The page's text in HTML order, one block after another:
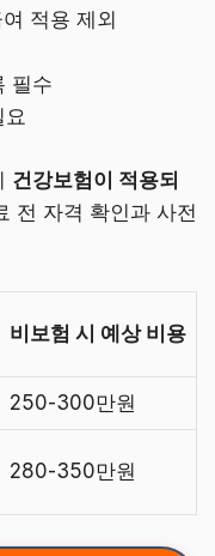
적용 제외
필수
요
건강보험이 적용되
전 자격 확인과 사전
비보험 시 예상 비용
250-300만원
280-350만원